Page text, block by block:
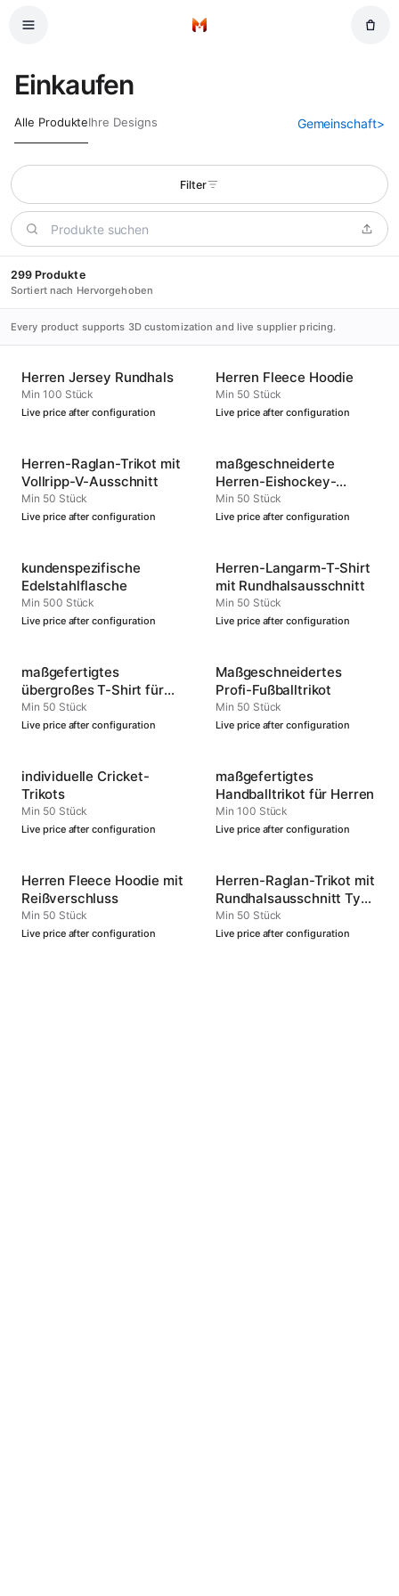
Startseite
Einkaufen
Alle ProdukteIhre Designs Gemeinschaft>
Filter
299 Produkte
Sortiert nach Hervorgehoben
Every product supports 3D customization and live supplier pricing.
Herren Jersey Rundhals
Min 100 Stück
Live price after configuration
Herren Fleece Hoodie
Min 50 Stück
Live price after configuration
Herren-Raglan-Trikot mit
Vollripp-V-Ausschnitt
Min 50 Stück
Live price after configuration
maßgeschneiderte
Herren-Eishockey-
Trikots
Min 50 Stück
Live price after configuration
kundenspezifische
Edelstahlflasche
Min 500 Stück
Live price after configuration
Herren-Langarm-T-Shirt
mit Rundhalsausschnitt
Min 50 Stück
Live price after configuration
maßgefertigtes
übergroßes T-Shirt für
Herren
Min 50 Stück
Live price after configuration
Maßgeschneidertes
Profi-Fußballtrikot
Min 50 Stück
Live price after configuration
individuelle Cricket-
Trikots
Min 50 Stück
Live price after configuration
maßgefertigtes
Handballtrikot für Herren
Min 100 Stück
Live price after configuration
Herren Fleece Hoodie mit
Reißverschluss
Min 50 Stück
Live price after configuration
Herren-Raglan-Trikot mit
Rundhalsausschnitt Typ
4
Min 50 Stück
Live price after configuration